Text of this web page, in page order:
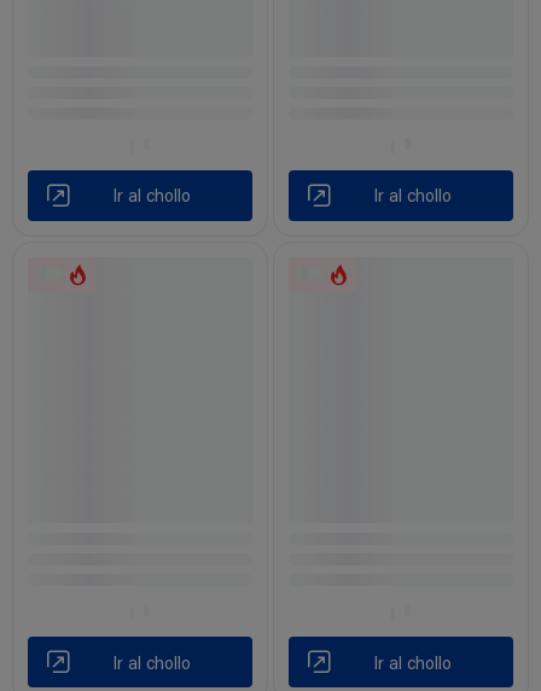
Ir al chollo Ir al chollo
Ir al chollo Ir al chollo